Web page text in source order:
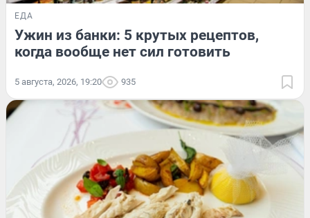
ЕДА
Ужин из банки: 5 крутых рецептов,
когда вообще нет сил готовить
5 августа, 2026, 19:20 935